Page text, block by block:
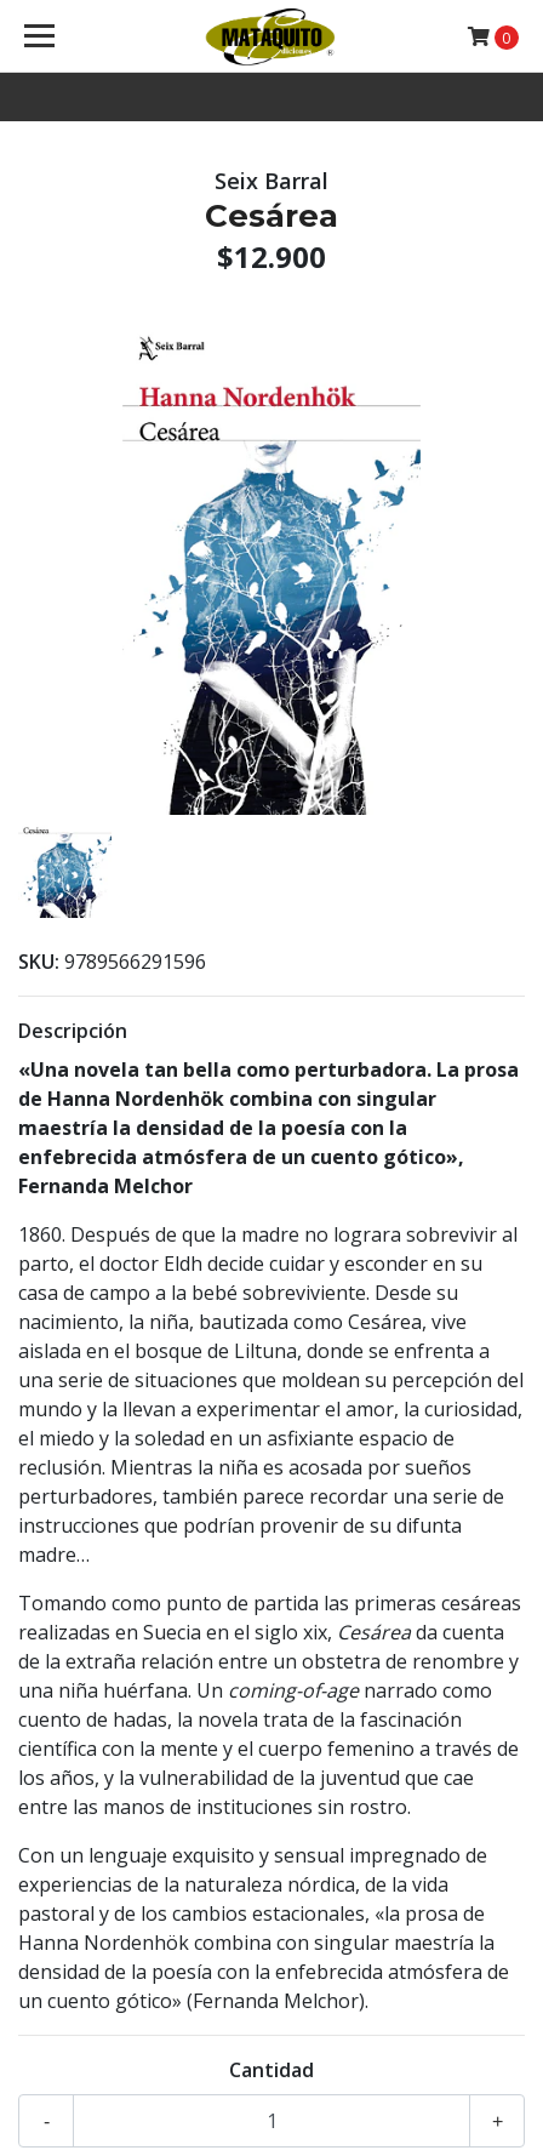
0
Seix Barral
Cesárea
$12.900
SKU: 9789566291596
Descripción
«Una novela tan bella como perturbadora. La prosa
de Hanna Nordenhök combina con singular
maestría la densidad de la poesía con la
enfebrecida atmósfera de un cuento gótico»,
Fernanda Melchor
1860. Después de que la madre no lograra sobrevivir al
parto, el doctor Eldh decide cuidar y esconder en su
casa de campo a la bebé sobreviviente. Desde su
nacimiento, la niña, bautizada como Cesárea, vive
aislada en el bosque de Liltuna, donde se enfrenta a
una serie de situaciones que moldean su percepción del
mundo y la llevan a experimentar el amor, la curiosidad,
el miedo y la soledad en un asfixiante espacio de
reclusión. Mientras la niña es acosada por sueños
perturbadores, también parece recordar una serie de
instrucciones que podrían provenir de su difunta
madre…
Tomando como punto de partida las primeras cesáreas
realizadas en Suecia en el siglo xix, Cesáreada cuenta
de la extraña relación entre un obstetra de renombre y
una niña huérfana. Un coming-of-agenarrado como
cuento de hadas, la novela trata de la fascinación
científica con la mente y el cuerpo femenino a través de
los años, y la vulnerabilidad de la juventud que cae
entre las manos de instituciones sin rostro.
Con un lenguaje exquisito y sensual impregnado de
experiencias de la naturaleza nórdica, de la vida
pastoral y de los cambios estacionales, «la prosa de
Hanna Nordenhök combina con singular maestría la
densidad de la poesía con la enfebrecida atmósfera de
un cuento gótico» (Fernanda Melchor).
Cantidad
+
-